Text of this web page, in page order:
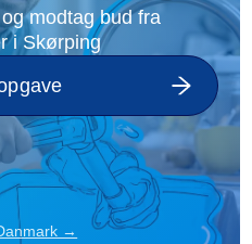
modtag bud fra
i Skørping
→